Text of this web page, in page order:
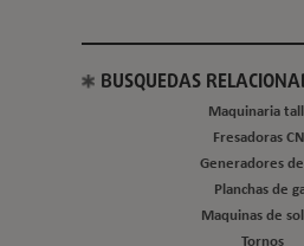
BUSQUEDAS
Maquinaria
Fresadoras
Generadores
Planchas de
Maquinas de
Tornos